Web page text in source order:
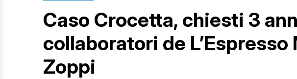
Caso Crocetta, chiesti 3
collaboratori de L’Espresso
Zoppi